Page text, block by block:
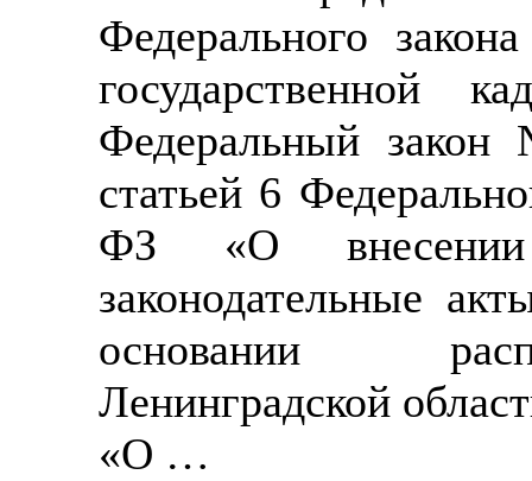
Федерального
государственной
Федеральный
статьей 6
ФЗ «О внесении
законодательные
основании
Ленинградской
«О …